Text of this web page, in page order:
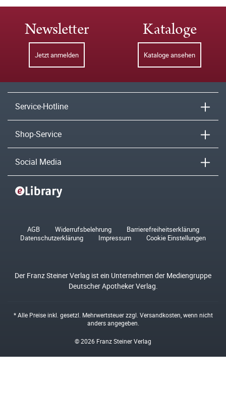
Newsletter
Jetzt anmelden
Kataloge
Kataloge ansehen
Service-Hotline
Shop-Service
Social Media
AGB Widerrufsbelehrung
Barrierefreiheitserklärung
Datenschutzerklärung
Impressum Cookie Einstellungen
Der Franz Steiner Verlag ist ein Unternehmen der Mediengruppe
Deutscher Apotheker Verlag.
* Alle Preise inkl. gesetzl. Mehrwertsteuer zzgl. Versandkosten , wenn nicht
anders angegeben.
© 2026 Franz Steiner Verlag